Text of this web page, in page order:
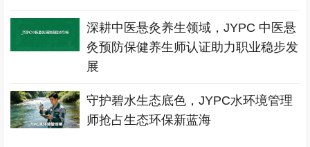
深耕中医悬灸养生领域，JYPC 中医悬
灸预防保健养生师认证助力职业稳步发
展
守护碧水生态底色，JYPC水环境管理
师抢占生态环保新蓝海